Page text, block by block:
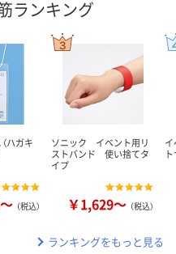
ランキング
ハガキ
（税込）
ソニック イベント用リ
ストバンド 使い捨てタ
イプ
￥1,629～ （税込）
イ
ランキングをもっと見る